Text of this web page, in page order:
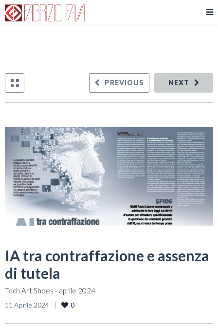
NEXT
PREVIOUS
IA tra contraffazione e assenza
di tutela
Tech Art Shoes - aprile 2024
11 Aprile 2024 0